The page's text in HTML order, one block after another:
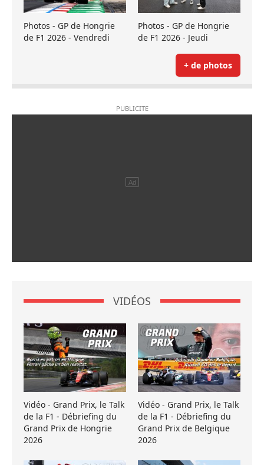
Photos - GP de Hongrie
de F1 2026 - Vendredi
Photos - GP de Hongrie
de F1 2026 - Jeudi
+ de photos
VIDÉOS
Vidéo - Grand Prix, le Talk
de la F1 - Débriefing du
Grand Prix de Hongrie
2026
Vidéo - Grand Prix, le Talk
de la F1 - Débriefing du
Grand Prix de Belgique
2026